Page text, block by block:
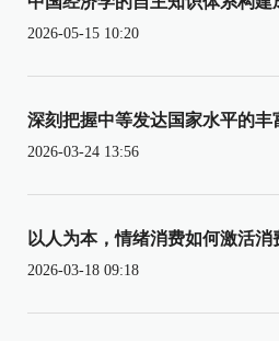
2026-05-15 10:20
深刻把握中等发达国家水平的丰
2026-03-24 13:56
以人为本，情绪消费如何激活消
2026-03-18 09:18